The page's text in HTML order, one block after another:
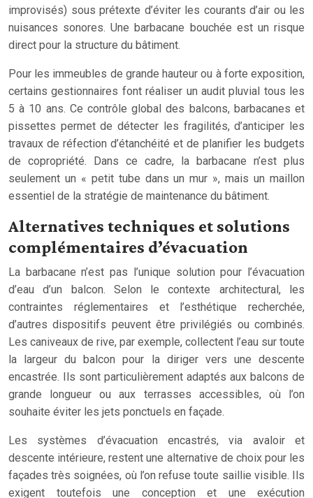
improvisés) sous prétexte d’éviter les courants d’air ou les
nuisances sonores. Une barbacane bouchée est un risque
direct pour la structure du bâtiment.
Pour les immeubles de grande hauteur ou à forte exposition,
certains gestionnaires font réaliser un audit pluvial tous les
5 à 10 ans. Ce contrôle global des balcons, barbacanes et
pissettes permet de détecter les fragilités, d’anticiper les
travaux de réfection d’étanchéité et de planifier les budgets
de copropriété. Dans ce cadre, la barbacane n’est plus
seulement un « petit tube dans un mur », mais un maillon
essentiel de la stratégie de maintenance du bâtiment.
Alternatives techniques et solutions
complémentaires d’évacuation
La barbacane n’est pas l’unique solution pour l’évacuation
d’eau d’un balcon. Selon le contexte architectural, les
contraintes réglementaires et l’esthétique recherchée,
d’autres dispositifs peuvent être privilégiés ou combinés.
Les caniveaux de rive, par exemple, collectent l’eau sur toute
la largeur du balcon pour la diriger vers une descente
encastrée. Ils sont particulièrement adaptés aux balcons de
grande longueur ou aux terrasses accessibles, où l’on
souhaite éviter les jets ponctuels en façade.
Les systèmes d’évacuation encastrés, via avaloir et
descente intérieure, restent une alternative de choix pour les
façades très soignées, où l’on refuse toute saillie visible. Ils
exigent toutefois une conception et une exécution